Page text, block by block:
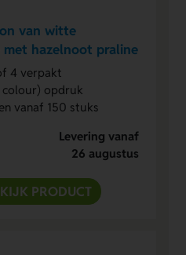
van witte
met hazelnoot praline
4 verpakt
opdruk
vanaf 150 stuks
Levering vanaf
26 augustus
PRODUCT